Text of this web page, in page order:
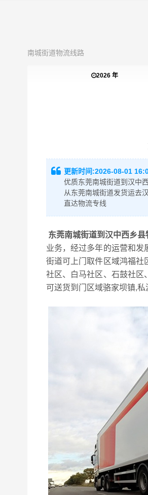
南城街道物流线路
2026 年
更新时间:2026-08-01
优质东莞南城街道到汉中
从东莞南城街道发货运去
直达物流专线
东莞南城街道到汉中西乡县
业务，经过多年的运营和
街道可上门取件区域鸿福社
社区、白马社区、石鼓社区
可送货到门区域骆家坝镇,私